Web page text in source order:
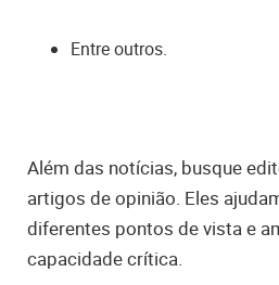
Entre outros.
Além das notícias, busque
artigos de opinião. Eles
diferentes pontos de vista e
capacidade crítica.